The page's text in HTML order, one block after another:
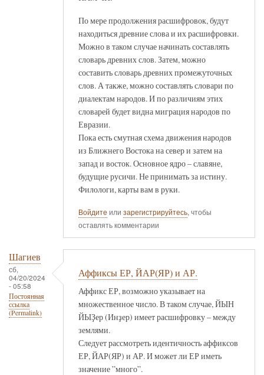
По мере продолжения расшифровок, будут
находиться древние слова и их расшифровки.
Можно в таком случае начинать составлять
словарь древних слов. Затем, можно
составить словарь древних промежуточных
слов. А также, можно составлять словари по
диалектам народов. И по различиям этих
словарей будет видна миграция народов по
Евразии.
Пока есть смутная схема движения народов
из Ближнего Востока на север и затем на
запад и восток. Основное ядро – славяне,
будущие русичи. Не принимать за истину.
Филологи, карты вам в руки.
Войдите или зарегистрируйтесь, чтобы
оставлять комментарии
Шагиев
сб,
04/20/2024
- 05:58
Постоянная
ссылка
(Permalink)
Аффиксы ЕР, ЙАР(ЯР) и АР.
Аффикс ЕР, возможно указывает на
множественное число. В таком случае, ЙЫН
ЙЫҘер (Инҙер) имеет расшифровку – между
землями.
Следует рассмотреть идентичность аффиксов
ЕР, ЙАР(ЯР) и АР. И может ли ЕР иметь
значение ”много”.